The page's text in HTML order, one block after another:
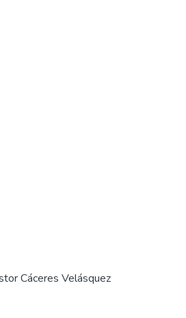
Cáceres Velásquez